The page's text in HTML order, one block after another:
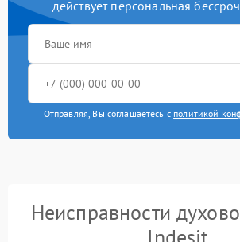
действует персональная
Отправляя, Вы соглашаетесь с политикой
Неисправности